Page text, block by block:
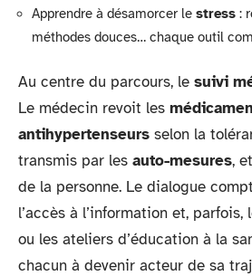
Apprendre à désamorcer le stress :
méthodes douces… chaque outil
Au centre du parcours, le suivi
Le médecin revoit les
antihypertenseurs selon la
transmis par les auto-mesures,
de la personne. Le dialogue
l’accès à l’information et,
ou les ateliers d’éducation à la
chacun à devenir acteur de sa